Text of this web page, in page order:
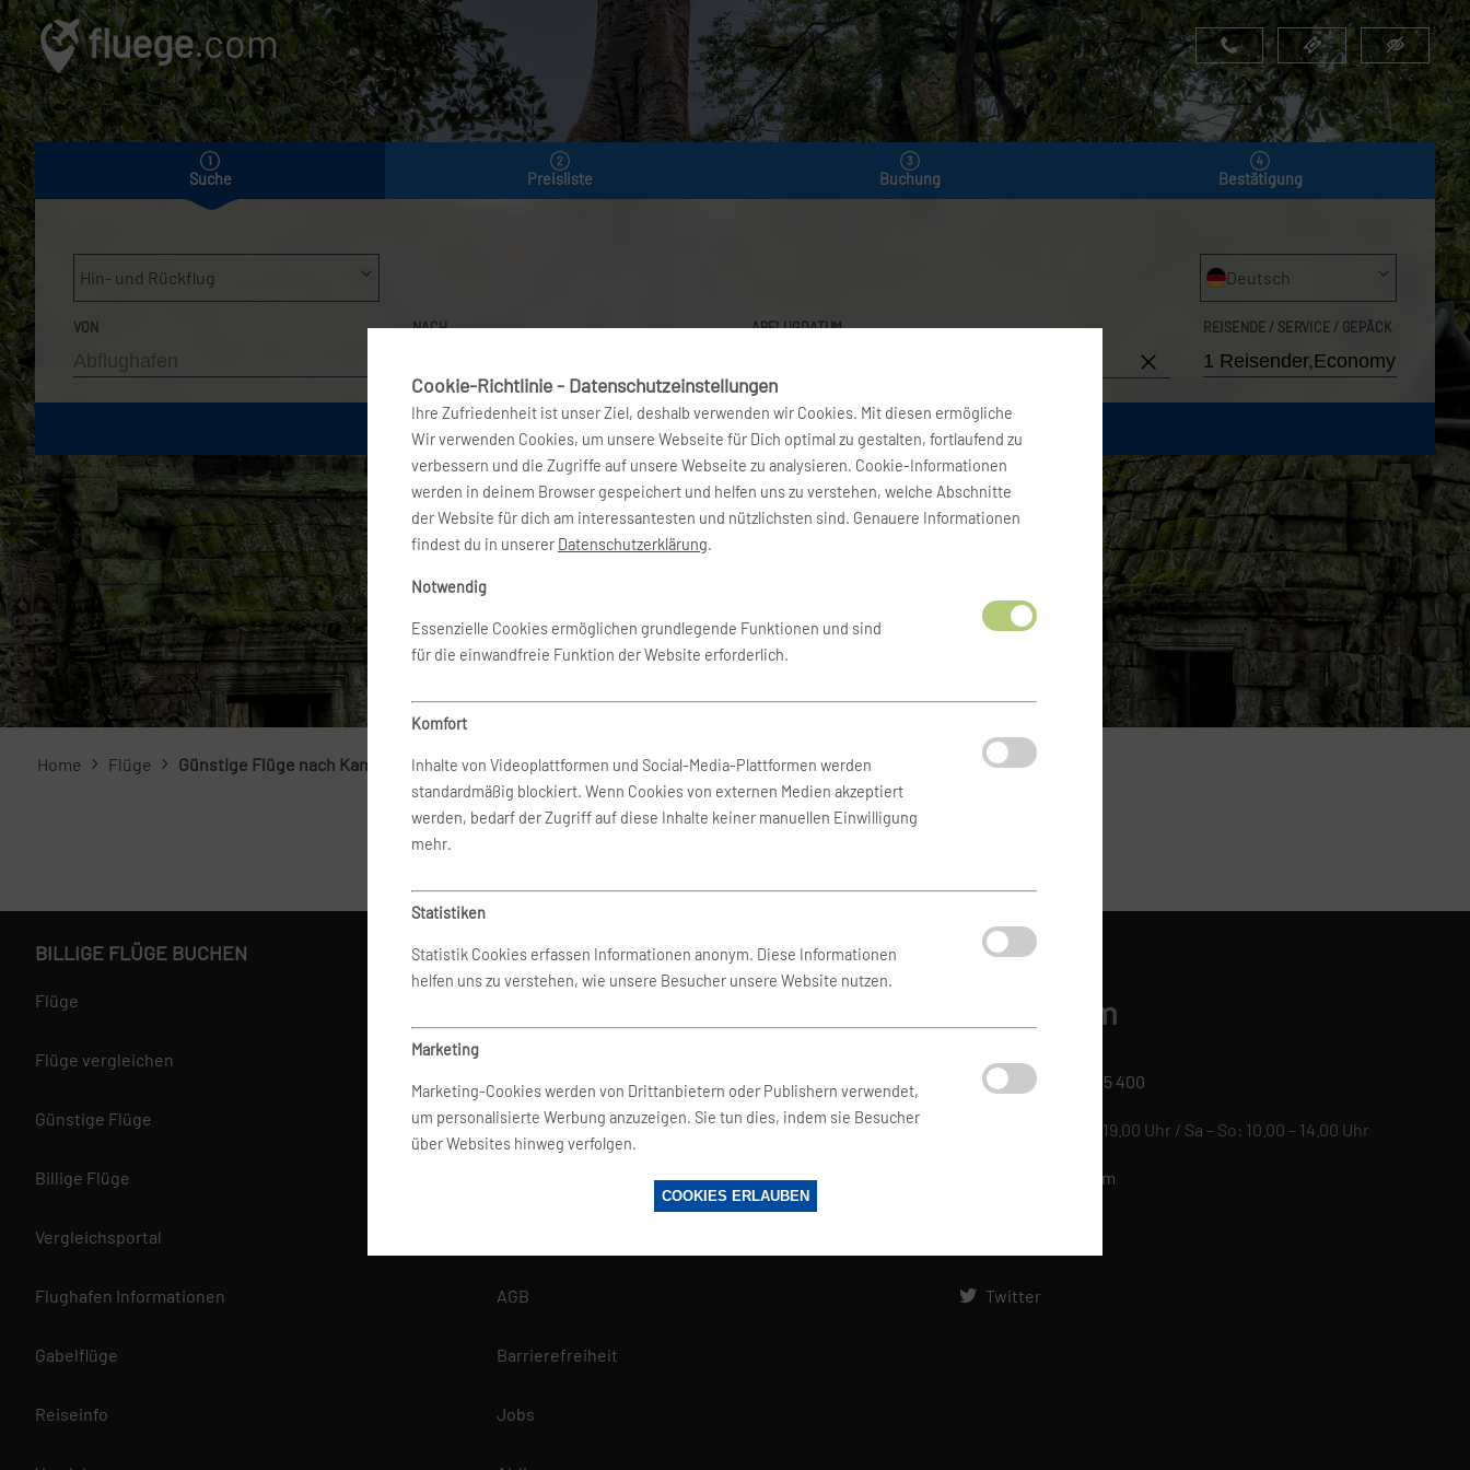
fluege.com
Suche Preisliste Buchung Bestätigung
Hin- und Rückflug Deutsch
VON NACH ABFLUGDATUM REISENDE / SERVICE / GEPÄCK
Home Flüge Günstige Flüge nach Kambodscha buchen
Cookie-Richtlinie - Datenschutzeinstellungen
Ihre Zufriedenheit ist unser Ziel, deshalb verwenden wir Cookies. Mit diesen ermögliche
Wir verwenden Cookies, um unsere Webseite für Dich optimal zu gestalten, fortlaufend zu
verbessern und die Zugriffe auf unsere Webseite zu analysieren. Cookie-Informationen
werden in deinem Browser gespeichert und helfen uns zu verstehen, welche Abschnitte
der Website für dich am interessantesten und nützlichsten sind. Genauere Informationen
findest du in unserer Datenschutzerklärung.
Notwendig
Essenzielle Cookies ermöglichen grundlegende Funktionen und sind
für die einwandfreie Funktion der Website erforderlich.
Komfort
Inhalte von Videoplattformen und Social-Media-Plattformen werden
standardmäßig blockiert. Wenn Cookies von externen Medien akzeptiert
werden, bedarf der Zugriff auf diese Inhalte keiner manuellen Einwilligung
mehr.
Statistiken
Statistik Cookies erfassen Informationen anonym. Diese Informationen
helfen uns zu verstehen, wie unsere Besucher unsere Website nutzen.
Marketing
Marketing-Cookies werden von Drittanbietern oder Publishern verwendet,
um personalisierte Werbung anzuzeigen. Sie tun dies, indem sie Besucher
über Websites hinweg verfolgen.
zu schützen. Deshalb wenden wir äußerste Sorgfalt und Modernste Sicherheitsstandards
COOKIES ERLAUBEN
BILLIGE FLÜGE BUCHEN
Flüge
Flüge vergleichen
Günstige Flüge
Billige Flüge
Vergleichsportal
Flughafen Informationen
Gabelflüge
Reiseinfo
SERVICE
Reisewelt
AGB
Barrierefreiheit
Jobs
KONTAKT
fluege.com
+49 (0) 6109 / 505 400
Mo – Fr: 09.00 – 19.00 Uhr / Sa – So: 10.00 – 14.00 Uhr
info@fluege.com
Twitter